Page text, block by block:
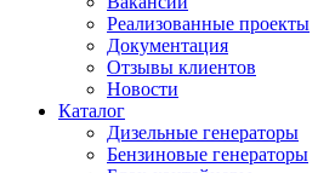
Реализованные проекты
Документация
Отзывы клиентов
Новости
Каталог
Дизельные генераторы
Бензиновые генераторы